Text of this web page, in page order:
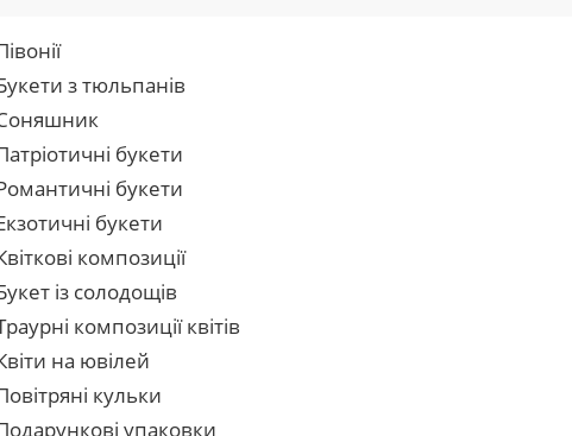
з тюльпанів
букети
букети
букети
композиції
із солодощів
композиції квітів
на ювілей
кульки
упаковки